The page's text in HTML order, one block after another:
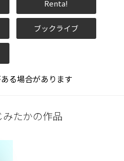
Renta!
ブックライブ
る場合があります
みたかの作品